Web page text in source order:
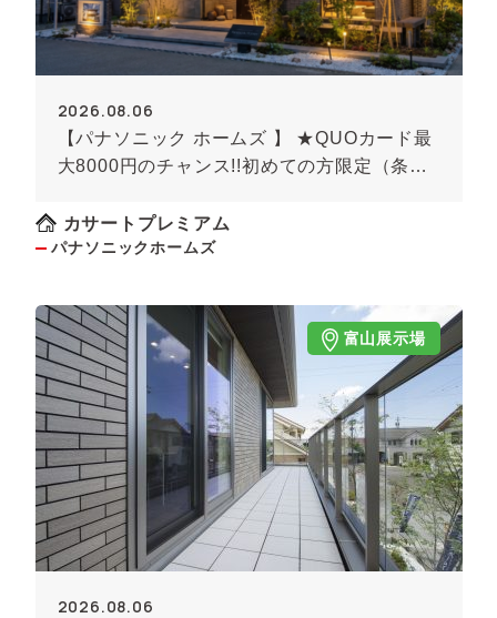
2026.08.06
【パナソニック ホームズ 】 ★QUOカード最
大8000円のチャンス!!初めての方限定（条件
カサートプレミアム
パナソニックホームズ
富山展示場
2026.08.06